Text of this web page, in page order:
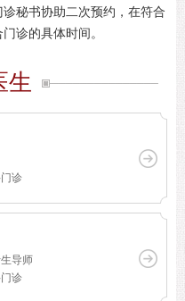
秘书协助二次预约，在符合
诊的具体时间。
生
诊
导师
诊